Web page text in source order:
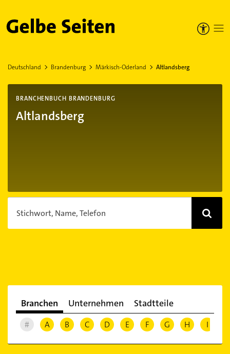
Gelbe Seiten
Deutschland Brandenburg Märkisch-Oderland Altlandsberg
BRANCHENBUCH BRANDENBURG
Altlandsberg
Stichwort, Name, Telefon
Branchen Unternehmen Stadtteile
# A B C D E F G H I